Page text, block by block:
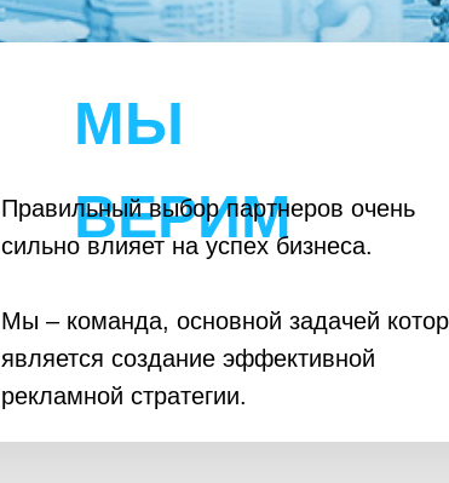
МЫ
ВЕРИМ
Правильный выбор партнеров очень
сильно влияет на успех бизнеса.
Мы – команда, основной задачей
является создание эффективной
рекламной стратегии.